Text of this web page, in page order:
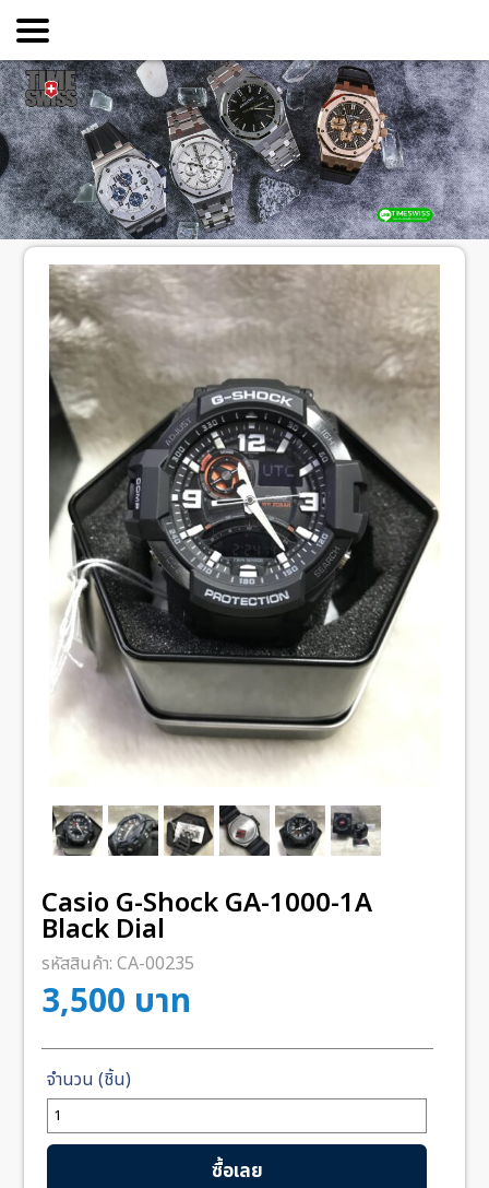
Casio G-Shock GA-1000-1A
Black Dial
รหัสสินค้า:CA-00235
3,500 บาท
จำนวน
Casio
G-
ซื้อเลย